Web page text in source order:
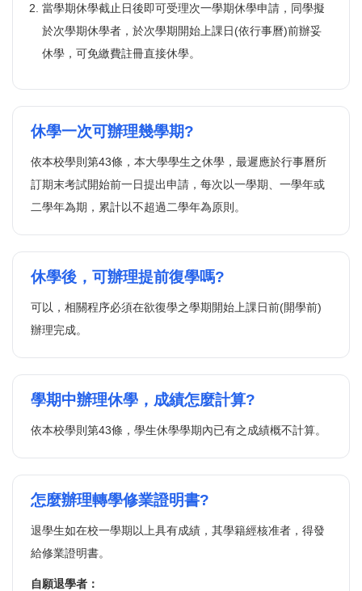
當學期休學截止日後即可受理次一學期休學申請，同學擬
於次學期休學者，於次學期開始上課日(依行事曆)前辦妥
休學，可免繳費註冊直接休學。
休學一次可辦理幾學期?
依本校學則第43條，本大學學生之休學，最遲應於行事曆所
訂期末考試開始前一日提出申請，每次以一學期、一學年或
二學年為期，累計以不超過二學年為原則。
休學後，可辦理提前復學嗎?
可以，相關程序必須在欲復學之學期開始上課日前(開學前)
辦理完成。
學期中辦理休學，成績怎麼計算?
依本校學則第43條，學生休學學期內已有之成績概不計算。
怎麼辦理轉學修業證明書?
退學生如在校一學期以上具有成績，其學籍經核准者，得發
給修業證明書。
自願退學者：